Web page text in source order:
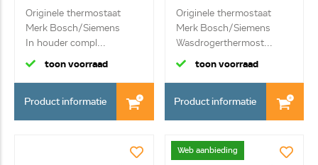
Originele thermostaat
Merk Bosch/Siemens
In houder compl...
toon voorraad
Product informatie
Originele thermostaat
Merk Bosch/Siemens
Wasdrogerthermost...
toon voorraad
Product informatie
Web aanbieding